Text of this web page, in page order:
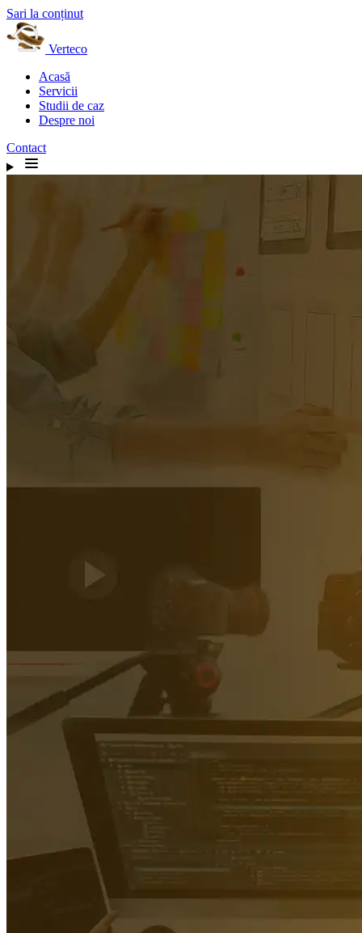
Sari la conținut
Verteco
Acasă
Servicii
Studii de caz
Despre noi
Contact